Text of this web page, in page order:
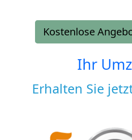
Kostenlose
Ihr
Erhalten Sie